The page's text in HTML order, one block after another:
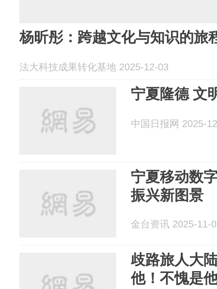
杨昕彤：跨越文化与知识的旅
法大科技成果转化基地 2025-12-03
宁夏隆德 文
中国日报网 2025-
宁夏移动数
振兴新图景
金台资讯 2025-11-
歧路旅人大
他！不愧是